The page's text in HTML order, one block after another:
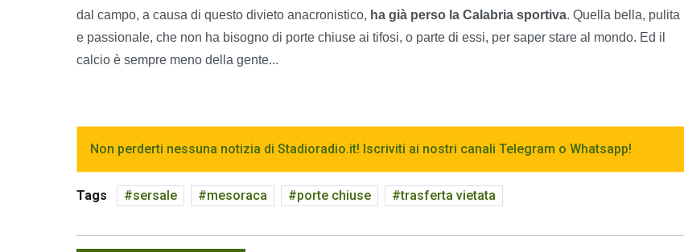
dal campo, a causa di questo divieto anacronistico, ha già perso la Calabria sportiva. Quella bella, pulita
e passionale, che non ha bisogno di porte chiuse ai tifosi, o parte di essi, per saper stare al mondo. Ed il
calcio è sempre meno della gente...
Non perderti nessuna notizia di Stadioradio.it! Iscriviti ai nostri canali Telegram o Whatsapp!
Tags sersale mesoraca porte chiuse trasferta vietata